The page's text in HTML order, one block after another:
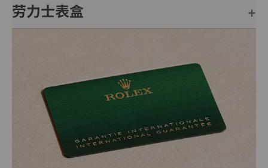
每只劳力士腕表均附有全球五年保用保证，并附上绿色印
劳力士表盒
送礼之用亦非常合适，接收礼物者会感到愉悦非常。